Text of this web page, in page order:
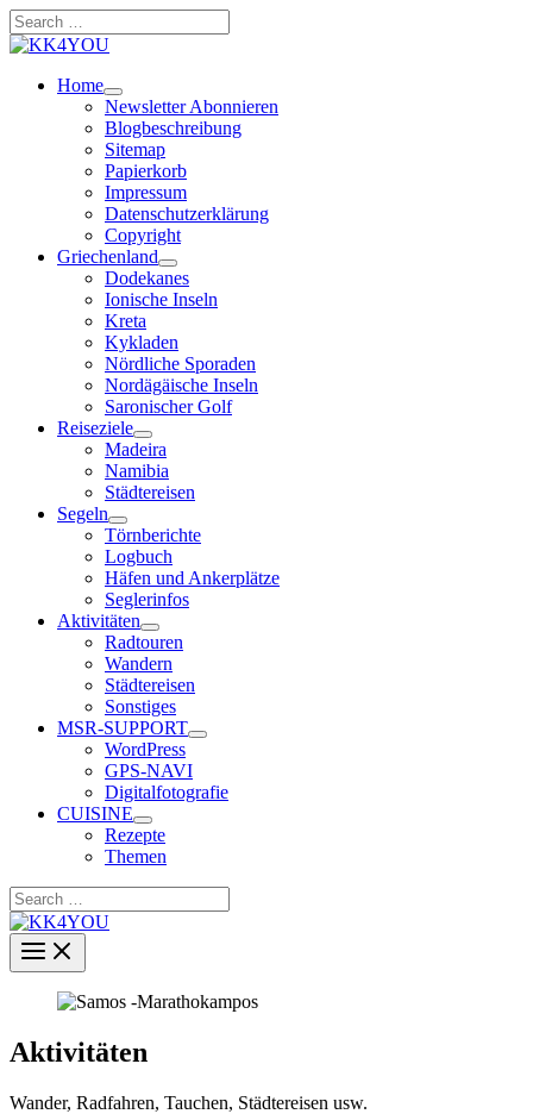
Zum
Inhalt
Search
…
Home
Newsletter Abonnieren
Blogbeschreibung
Sitemap
Papierkorb
Impressum
Datenschutzerklärung
Copyright
Griechenland
Dodekanes
Ionische Inseln
Kreta
Kykladen
Nördliche Sporaden
Nordägäische Inseln
Saronischer Golf
Reiseziele
Madeira
Namibia
Städtereisen
Segeln
Törnberichte
Logbuch
Häfen und Ankerplätze
Seglerinfos
Aktivitäten
Radtouren
Wandern
Städtereisen
Sonstiges
MSR-SUPPORT
WordPress
GPS-NAVI
Digitalfotografie
CUISINE
Rezepte
Themen
Search
…
Aktivitäten
Wander, Radfahren, Tauchen, Städtereisen usw.